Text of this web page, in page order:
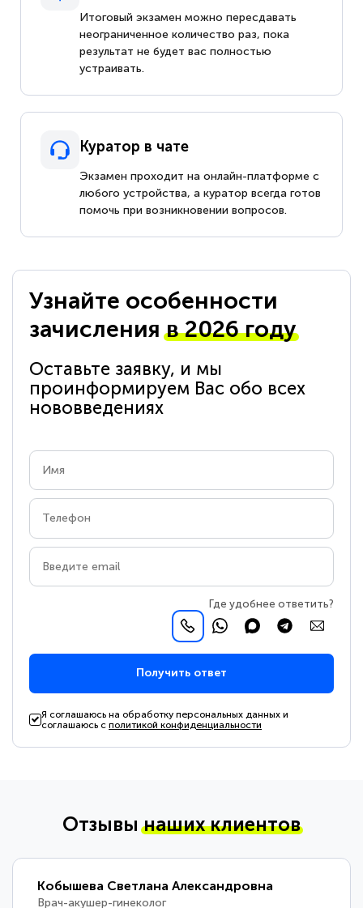
Итоговый экзамен можно пересдавать
неограниченное количество раз, пока
результат не будет вас полностью
устраивать.
Куратор в чате
Экзамен проходит на онлайн-платформе с
любого устройства, а куратор всегда готов
помочь при возникновении вопросов.
Узнайте особенности
зачисленияв 2026 году
Оставьте заявку, и мы
проинформируем Вас обо всех
нововведениях
Где удобнее ответить?
Получить ответ
Я соглашаюсь на обработку персональных данных и
соглашаюсь сполитикой конфиденциальности
Отзывынаших клиентов
Кобышева Светлана Александровна
Врач-акушер-гинеколог